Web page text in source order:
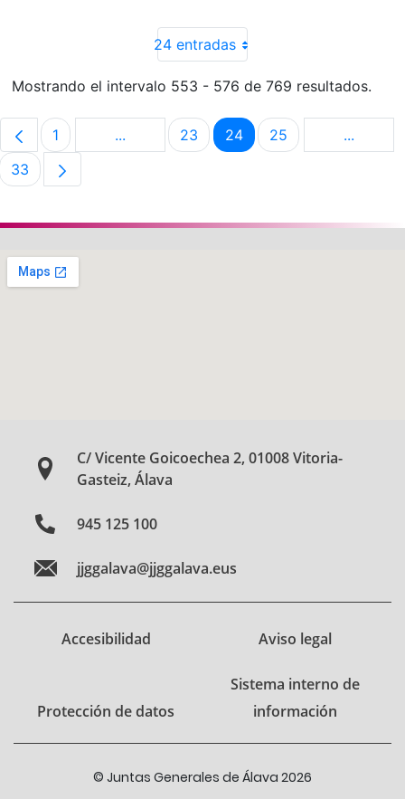
24 entradas
Mostrando el intervalo 553 - 576 de 769 resultados.
Página
1 ...Páginas intermedias Use TAB para
Página
23 Página
24 Página
25 ...
Página
33
C/ Vicente Goicoechea 2, 01008 Vitoria-
Gasteiz, Álava
945 125 100
jjggalava@jjggalava.eus
Accesibilidad Aviso legal
Protección de datos
Sistema interno de
información
© Juntas Generales de Álava 2026